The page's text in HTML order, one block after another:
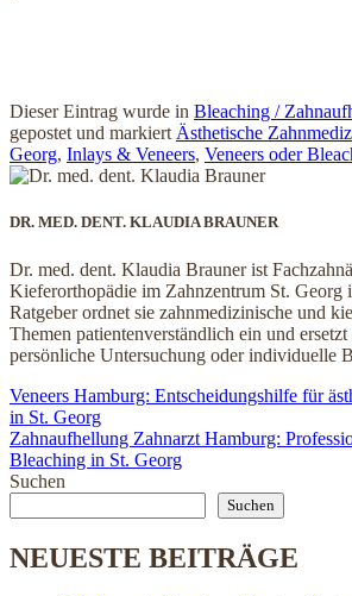
Dieser Eintrag wurde in Bleaching /
gepostet und markiert Ästhetische
Georg, Inlays & Veneers, Veneers oder
DR. MED. DENT. KLAUDIA BRAUNER
Dr. med. dent. Klaudia Brauner ist
Kieferorthopädie im Zahnzentrum St. Georg
Ratgeber ordnet sie zahnmedizinische und
Themen patientenverständlich ein und
persönliche Untersuchung oder individuelle
Veneers Hamburg: Entscheidungshilfe für
in St. Georg
Zahnaufhellung Zahnarzt Hamburg:
Bleaching in St. Georg
Suchen
Suchen
NEUESTE BEITRÄGE